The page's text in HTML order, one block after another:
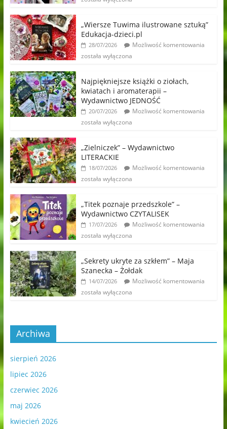
„Wiersze Tuwima ilustrowane sztuką”
Edukacja-dzieci.pl
28/07/2026
Możliwość komentowania
została wyłączona
Najpiękniejsze książki o ziołach,
kwiatach i aromaterapii –
Wydawnictwo JEDNOŚĆ
20/07/2026
Możliwość komentowania
została wyłączona
„Zielniczek” – Wydawnictwo
LITERACKIE
18/07/2026
Możliwość komentowania
została wyłączona
„Titek poznaje przedszkole” –
Wydawnictwo CZYTALISEK
17/07/2026
Możliwość komentowania
została wyłączona
„Sekrety ukryte za szkłem” – Maja
Szanecka – Żołdak
14/07/2026
Możliwość komentowania
została wyłączona
Archiwa
sierpień 2026
lipiec 2026
czerwiec 2026
maj 2026
kwiecień 2026